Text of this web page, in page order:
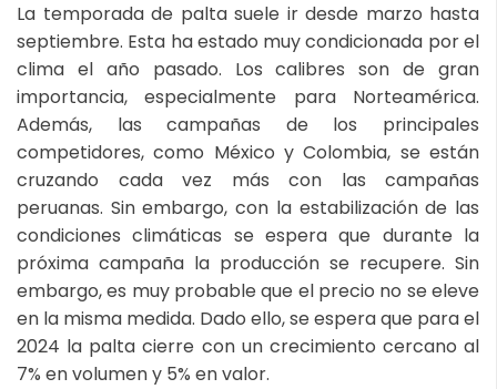
La temporada de palta suele ir desde marzo hasta
septiembre. Esta ha estado muy condicionada por el
clima el año pasado. Los calibres son de gran
importancia, especialmente para Norteamérica.
Además, las campañas de los principales
competidores, como México y Colombia, se están
cruzando cada vez más con las campañas
peruanas. Sin embargo, con la estabilización de las
condiciones climáticas se espera que durante la
próxima campaña la producción se recupere. Sin
embargo, es muy probable que el precio no se eleve
en la misma medida. Dado ello, se espera que para el
2024 la palta cierre con un crecimiento cercano al
7% en volumen y 5% en valor.